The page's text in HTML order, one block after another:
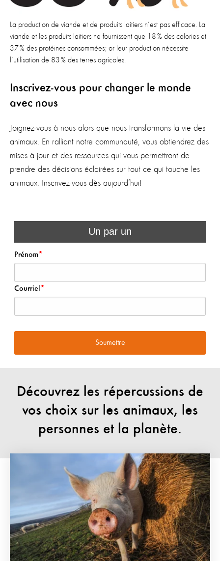
La production de viande et de produits laitiers n’est pas efficace. La
viande et les produits laitiers ne fournissent que 18 % des calories et
37 % des protéines consommées; or leur production nécessite
l’utilisation de 83 % des terres agricoles.
Inscrivez-vous pour changer le monde
avec nous
Joignez-vous à nous alors que nous transformons la vie des
animaux. En ralliant notre communauté, vous obtiendrez des
mises à jour et des ressources qui vous permettront de
prendre des décisions éclairées sur tout ce qui touche les
animaux. Inscrivez-vous dès aujourd’hui!
Découvrez les répercussions de
vos choix sur les animaux, les
personnes et la planète.